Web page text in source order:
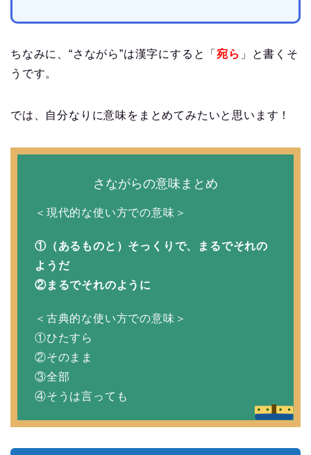
ちなみに、“さながら”は漢字にすると「宛ら 」と書くそ
うです。
では、自分なりに意味をまとめてみたいと思います！
さながらの意味まとめ
＜現代的な使い方での意味＞
①（あるものと）そっくりで、まるでそれの
ようだ
②まるでそれのように
＜古典的な使い方での意味＞
①ひたすら
②そのまま
③全部
④そうは言っても